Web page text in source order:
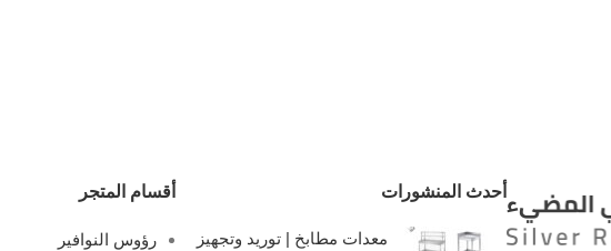
أحدث المنشورات
معدات مطابخ | توريد وتجهيز
أقسام المتجر
رؤوس النوافير